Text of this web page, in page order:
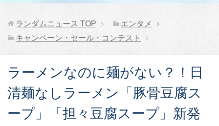
ランダムニュース TOP
エンタメ
キャンペーン・セール・コンテスト
ラーメンなのに麺がない？！日
清麺なしラーメン「豚骨豆腐ス
ープ」「担々豆腐スープ」新発